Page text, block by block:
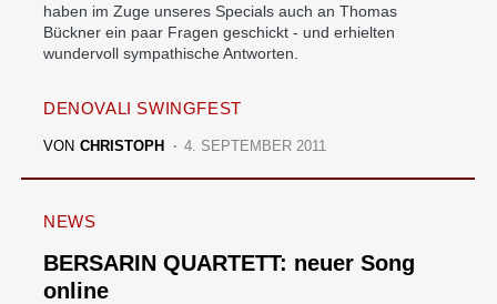
haben im Zuge unseres Specials auch an Thomas
Bückner ein paar Fragen geschickt - und erhielten
wundervoll sympathische Antworten.
DENOVALI SWINGFEST
VON CHRISTOPH 4. SEPTEMBER 2011
NEWS
BERSARIN QUARTETT: neuer Song
online